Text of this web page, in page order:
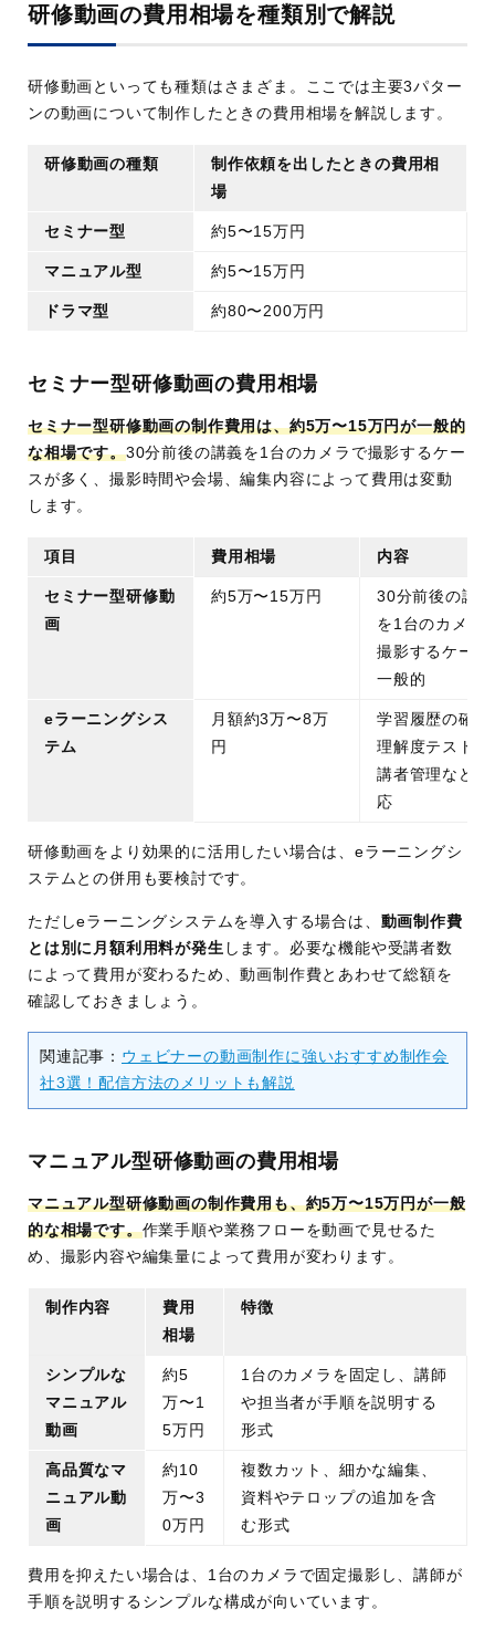
研修動画の費用相場を種類別で解説
研修動画といっても種類はさまざま。ここでは主要3パター
ンの動画について制作したときの費用相場を解説します。
研修動画の種類
制作依頼を出したときの費用相
場
セミナー型 約5〜15万円
マニュアル型 約5〜15万円
ドラマ型 約80〜200万円
セミナー型研修動画の費用相場
セミナー型研修動画の制作費用は、約5万〜15万円が一般的
な相場です。30分前後の講義を1台のカメラで撮影するケー
スが多く、撮影時間や会場、編集内容によって費用は変動
します。
項目 費用相場 内容
セミナー型研修動
画
約5万〜15万円
30分前後の講義
を1台のカメラ
撮影するケース
一般的
eラーニングシス
テム
月額約3万〜8万
円
学習履歴の確認
理解度テスト、
講者管理などに
応
研修動画をより効果的に活用したい場合は、eラーニングシ
ステムとの併用も要検討です。
ただしeラーニングシステムを導入する場合は、 動画制作費
とは別に月額利用料が発生 します。必要な機能や受講者数
によって費用が変わるため、動画制作費とあわせて総額を
確認しておきましょう。
関連記事： ウェビナーの動画制作に強いおすすめ制作会
社3選！配信方法のメリットも解説
マニュアル型研修動画の費用相場
マニュアル型研修動画の制作費用も、約5万〜15万円が一般
的な相場です。作業手順や業務フローを動画で見せるた
め、撮影内容や編集量によって費用が変わります。
制作内容
費用
相場
特徴
シンプルな
マニュアル
動画
約5
万〜1
5万円
1台のカメラを固定し、講師
や担当者が手順を説明する
形式
高品質なマ
ニュアル動
画
約10
万〜3
0万円
複数カット、細かな編集、
資料やテロップの追加を含
む形式
費用を抑えたい場合は、1台のカメラで固定撮影し、講師が
手順を説明するシンプルな構成が向いています。